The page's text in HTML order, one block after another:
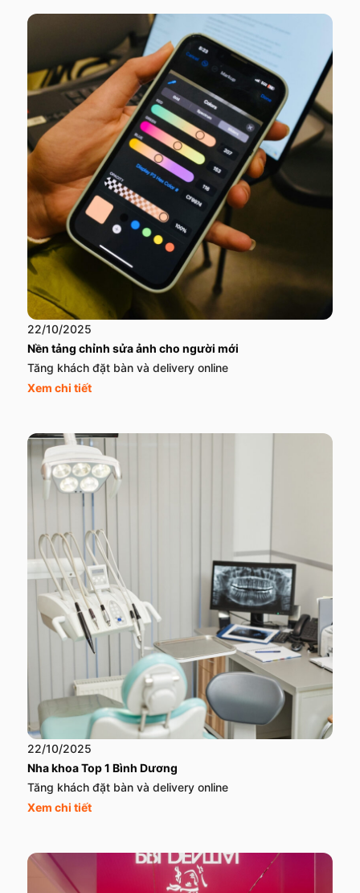
22/10/2025
Nền tảng chỉnh sửa ảnh cho người mới
Tăng khách đặt bàn và delivery online
Xem chi tiết
22/10/2025
Nha khoa Top 1 Bình Dương
Tăng khách đặt bàn và delivery online
Xem chi tiết